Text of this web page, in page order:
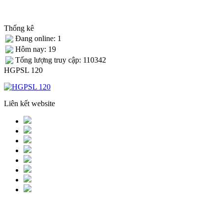
Thống kê
Đang online: 1
Hôm nay: 19
Tống lượng truy cập: 110342
HGPSL 120
Liên kết website